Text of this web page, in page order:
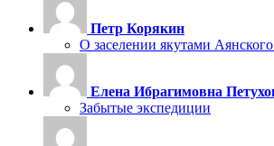
Петр Корякин
О заселении якутами Аянского
Елена Ибрагимовна
Забытые экспедиции